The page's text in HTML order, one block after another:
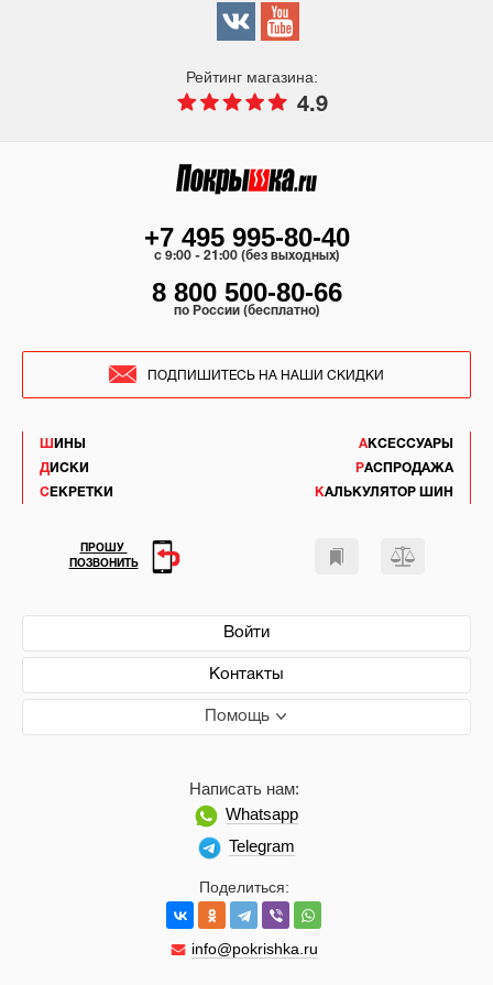
Рейтинг магазина:
4.9
ШИНЫ
ДИСКИ
СЕКРЕТКИ
АКСЕССУАРЫ
РАСПРОДАЖА
КАЛЬКУЛЯТОР ШИН
Войти
Контакты
Помощь
Поделиться:
info@pokrishka.ru
Написать нам:
Whatsapp
Telegram
+7 495 995-80-40
c 9:00 - 21:00 (без выходных)
8 800 500-80-66
по России (бесплатно)
ПОДПИШИТЕСЬ НА НАШИ СКИДКИ
ПРОШУ
ПОЗВОНИТЬ